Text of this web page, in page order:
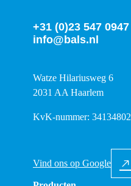
+31 (0)23 547 0947
info@bals.nl
Watze Hilariusweg 6
2031 AA Haarlem
KvK-nummer: 34134802
Vind ons op Google